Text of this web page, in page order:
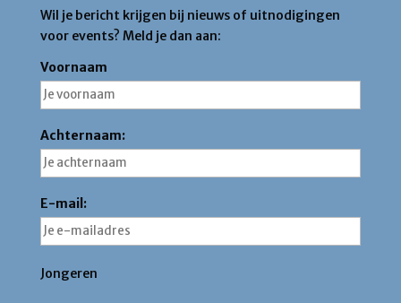
Wil je bericht krijgen bij nieuws of uitnodigingen
voor events? Meld je dan aan:
Voornaam
Achternaam:
E-mail:
Jongeren